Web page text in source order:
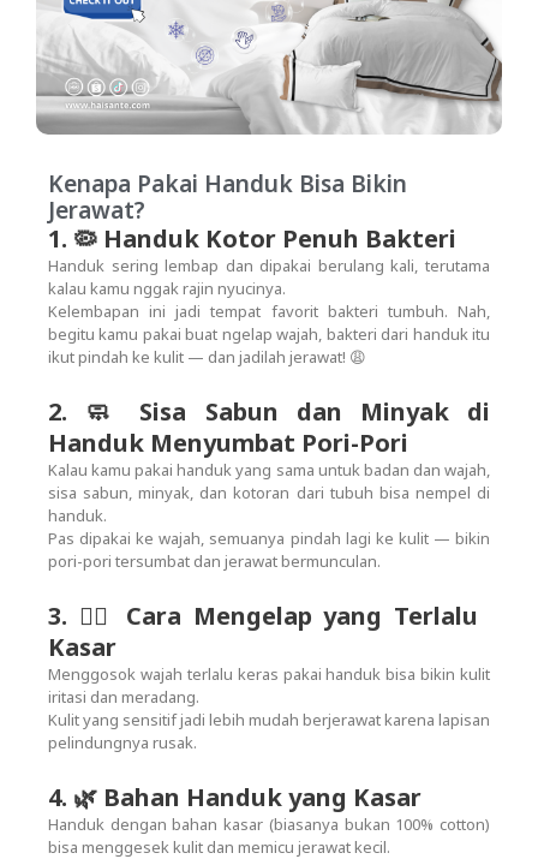
Kenapa Pakai Handuk Bisa Bikin
Jerawat?
1. 🦠 Handuk Kotor Penuh Bakteri
Handuk sering lembap dan dipakai berulang kali, terutama
kalau kamu nggak rajin nyucinya.
Kelembapan ini jadi tempat favorit bakteri tumbuh. Nah,
begitu kamu pakai buat ngelap wajah, bakteri dari handuk itu
ikut pindah ke kulit — dan jadilah jerawat! 😩
2. 🧼 Sisa Sabun dan Minyak di
Handuk Menyumbat Pori-Pori
Kalau kamu pakai handuk yang sama untuk badan dan wajah,
sisa sabun, minyak, dan kotoran dari tubuh bisa nempel di
handuk.
Pas dipakai ke wajah, semuanya pindah lagi ke kulit — bikin
pori-pori tersumbat dan jerawat bermunculan.
3. 💆‍♀️ Cara Mengelap yang Terlalu
Kasar
Menggosok wajah terlalu keras pakai handuk bisa bikin kulit
iritasi dan meradang.
Kulit yang sensitif jadi lebih mudah berjerawat karena lapisan
pelindungnya rusak.
4. 🌿 Bahan Handuk yang Kasar
Handuk dengan bahan kasar (biasanya bukan 100% cotton)
bisa menggesek kulit dan memicu jerawat kecil.